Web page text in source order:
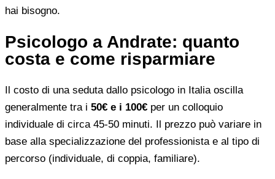
hai bisogno.
Psicologo a Andrate: quanto
costa e come risparmiare
Il costo di una seduta dallo psicologo in Italia oscilla
generalmente tra i 50€ e i 100€ per un colloquio
individuale di circa 45-50 minuti. Il prezzo può variare in
base alla specializzazione del professionista e al tipo di
percorso (individuale, di coppia, familiare).